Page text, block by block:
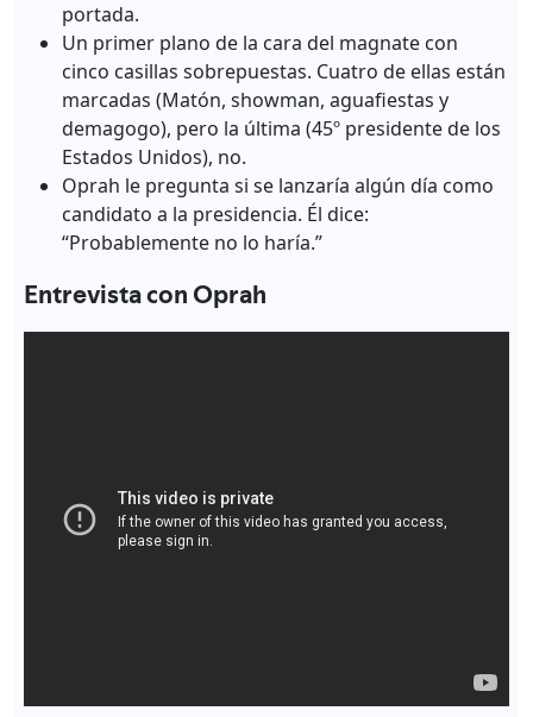
portada.
Un primer plano de la cara del magnate con
cinco casillas sobrepuestas. Cuatro de ellas están
marcadas (Matón, showman, aguafiestas y
demagogo), pero la última (45º presidente de los
Estados Unidos), no.
Oprah le pregunta si se lanzaría algún día como
candidato a la presidencia. Él dice:
“Probablemente no lo haría.”
Entrevista con Oprah